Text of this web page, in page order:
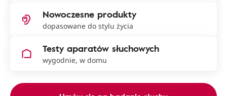
Nowoczesne produkty
dopasowane do stylu życia
Testy aparatów słuchowych
wygodnie, w domu